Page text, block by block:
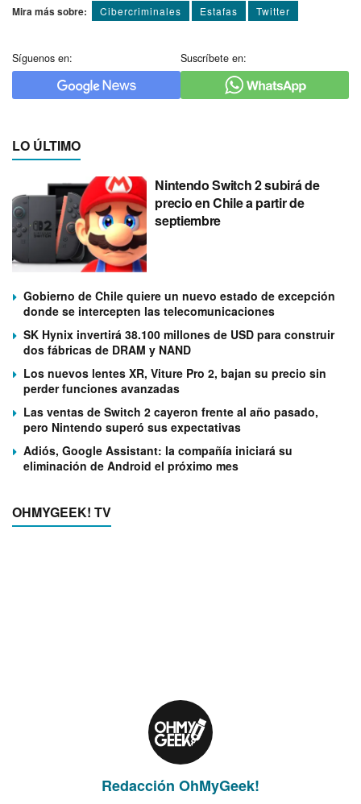
Mira más sobre: Cibercriminales Estafas Twitter
Síguenos en: Suscríbete en:
LO ÚLTIMO
Nintendo Switch 2 subirá de
precio en Chile a partir de
septiembre
Gobierno de Chile quiere un nuevo estado de excepción
donde se intercepten las telecomunicaciones
SK Hynix invertirá 38.100 millones de USD para construir
dos fábricas de DRAM y NAND
Los nuevos lentes XR, Viture Pro 2, bajan su precio sin
perder funciones avanzadas
Las ventas de Switch 2 cayeron frente al año pasado,
pero Nintendo superó sus expectativas
Adiós, Google Assistant: la compañía iniciará su
eliminación de Android el próximo mes
OHMYGEEK! TV
Redacción OhMyGeek!